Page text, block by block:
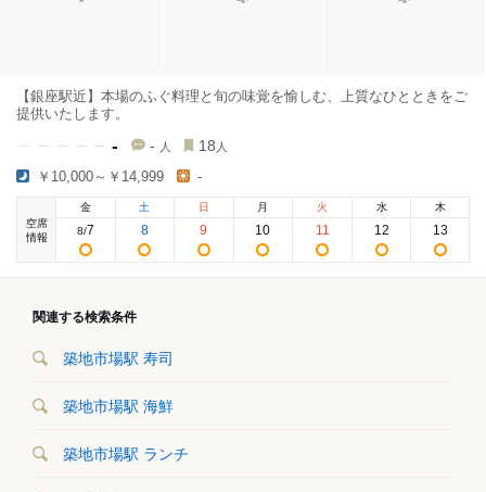
【銀座駅近】本場のふぐ料理と旬の味覚を愉しむ、上質なひとときをご
提供いたします。
- - 人 18 人
￥10,000～￥14,999 -
空席
情報
金
8/7
土
8
日
9
月
10
火
11
水
12
木
13
関連する検索条件
築地市場駅 寿司
築地市場駅 海鮮
築地市場駅 ランチ